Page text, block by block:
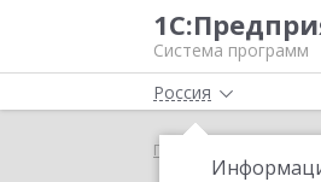
Система программ
Россия
Главная